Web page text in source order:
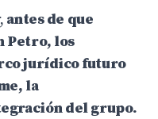
antes de que
Petro, los
jurídico futuro
la
del grupo.